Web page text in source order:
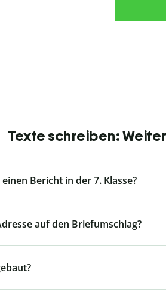
Texte schreiben:
Bericht in der 7. Klasse?
auf den Briefumschlag?